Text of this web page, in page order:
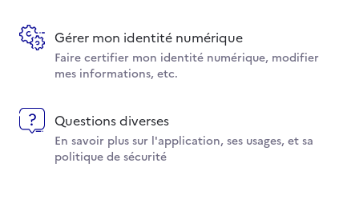
Gérer mon identité numérique
Faire certifier mon identité numérique, modifier
mes informations, etc.
Questions diverses
En savoir plus sur l'application, ses usages, et sa
politique de sécurité